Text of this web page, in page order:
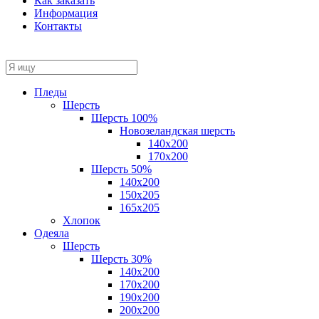
Информация
Контакты
Пледы
Шерсть
Шерсть 100%
Новозеландская шерсть
140х200
170x200
Шерсть 50%
140x200
150х205
165х205
Хлопок
Одеяла
Шерсть
Шерсть 30%
140х200
170х200
190х200
200х200